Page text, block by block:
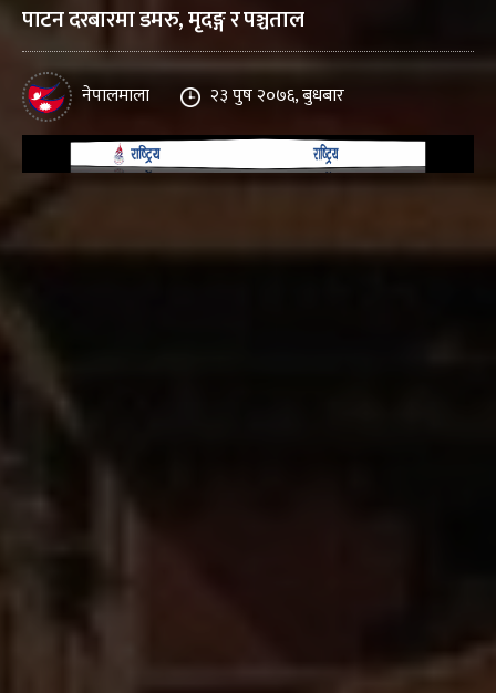
पाटन दरबारमा डमरु, मृदङ्ग र पञ्चताल
नेपालमाला २३ पुष २०७६, बुधबार